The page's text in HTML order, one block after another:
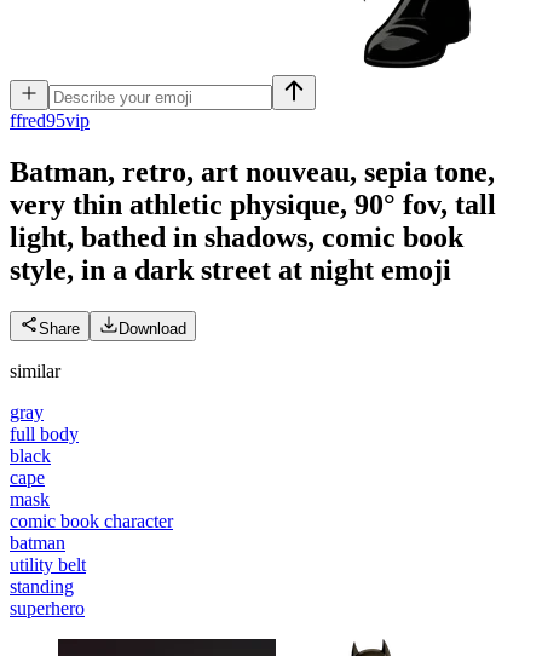
ffred95vip
Batman, retro, art nouveau, sepia tone,
very thin athletic physique, 90° fov, tall
light, bathed in shadows, comic book
style, in a dark street at night emoji
Share Download
similar
gray
full body
black
cape
mask
comic book character
batman
utility belt
standing
superhero